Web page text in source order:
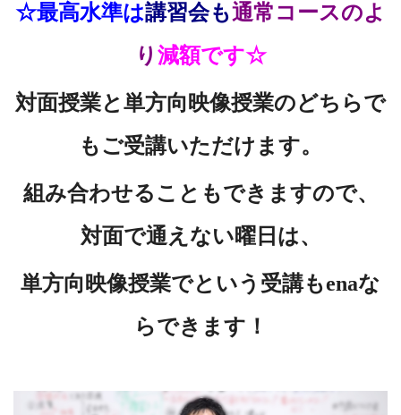
☆最高水準は講習会も通常コースのよ
り 減額です☆
対面授業と単方向映像授業のどちらで
もご受講いただけます。
組み合わせることもできますので、
対面で通えない曜日は、
単方向映像授業でという受講もenaな
らできます！